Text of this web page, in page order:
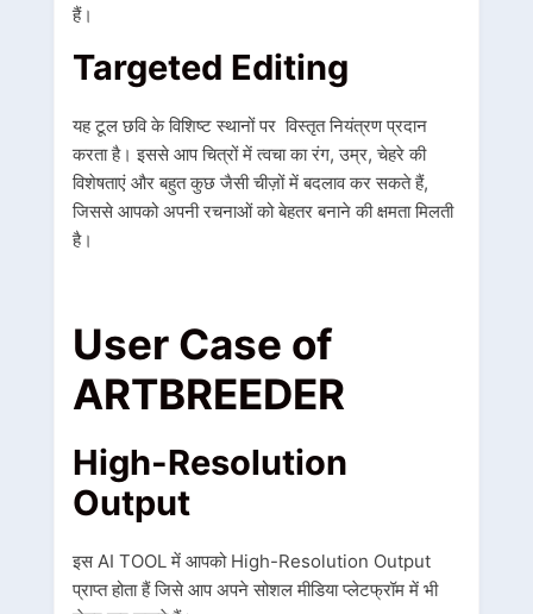
हैं।
Targeted Editing
यह टूल छवि के विशिष्ट स्थानों पर विस्तृत नियंत्रण प्रदान
करता है। इससे आप चित्रों में त्वचा का रंग, उम्र, चेहरे की
विशेषताएं और बहुत कुछ जैसी चीज़ों में बदलाव कर सकते हैं,
जिससे आपको अपनी रचनाओं को बेहतर बनाने की क्षमता मिलती
है।
User Case of
ARTBREEDER
High-Resolution
Output
इस AI TOOL में आपको High-Resolution Output
प्राप्त होता हैं जिसे आप अपने सोशल मीडिया प्लेटफ्रॉम में भी